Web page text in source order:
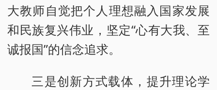
大教师自觉把个人理想融入国家发展
和民族复兴伟业，坚定“心有大我、至
诚报国”的信念追求。
三是创新方式载体，提升理论学